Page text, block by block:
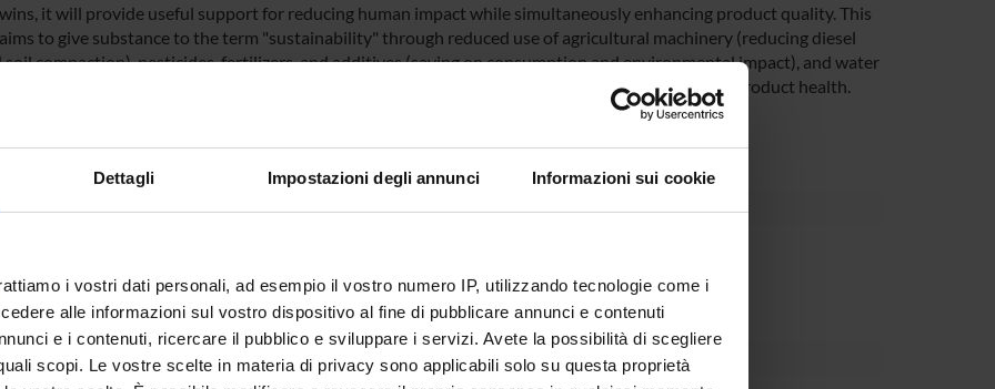
Dettagli Impostazioni degli annunci Informazioni sui cookie
i vostri dati personali, ad esempio il vostro numero IP, utilizzando tecnologie come i
alle informazioni sul vostro dispositivo al fine di pubblicare annunci e contenuti
e i contenuti, ricercare il pubblico e sviluppare i servizi. Avete la possibilità di scegliere
scopi. Le vostre scelte in materia di privacy sono applicabili solo su questa proprietà
it will provide useful support for reducing human impact while simultaneously enhancing product quality. This
to give substance to the term "sustainability" through reduced use of agricultural machinery (reducing diesel
soil compaction), pesticides, fertilizers, and additives (saving on consumption and environmental impact), and water
and environmental respect), increasing biodiversity and the environmental, microbiological, and product health.
del Veneto
PARTICIPANTS